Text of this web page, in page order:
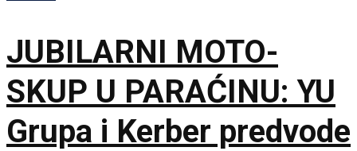
JUBILARNI MOTO-
SKUP U PARAĆINU: YU
Grupa i Kerber predvode